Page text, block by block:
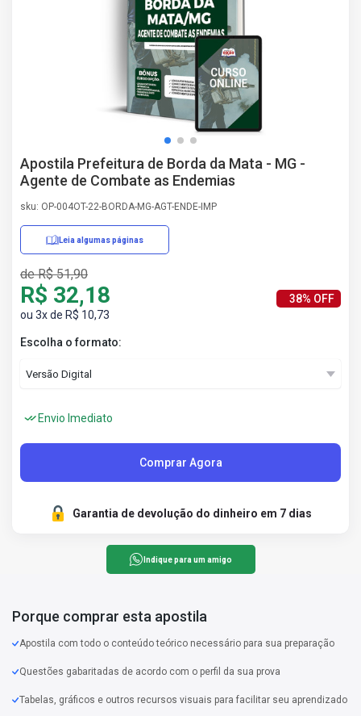
Apostila Prefeitura de Borda da Mata - MG -
Agente de Combate as Endemias
sku: OP-004OT-22-BORDA-MG-AGT-ENDE-IMP
Leia algumas páginas
de R$ 51,90
R$ 32,18
ou 3x de R$ 10,73
38% OFF
Escolha o formato:
Envio Imediato
Comprar Agora
Garantia de devolução do dinheiro em 7 dias
Indique para um amigo
Porque comprar esta apostila
Apostila com todo o conteúdo teórico necessário para sua preparação
Questões gabaritadas de acordo com o perfil da sua prova
Tabelas, gráficos e outros recursos visuais para facilitar seu aprendizado